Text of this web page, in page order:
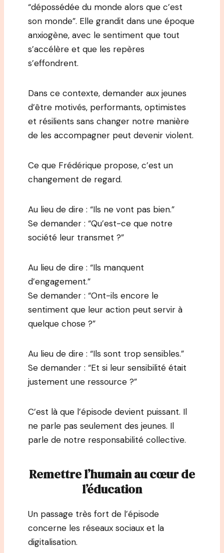
“dépossédée du monde alors que c’est
son monde”. Elle grandit dans une époque
anxiogène, avec le sentiment que tout
s’accélère et que les repères
s’effondrent.
Dans ce contexte, demander aux jeunes
d’être motivés, performants, optimistes
et résilients sans changer notre manière
de les accompagner peut devenir violent.
Ce que Frédérique propose, c’est un
changement de regard.
Au lieu de dire : “Ils ne vont pas bien.”
Se demander : “Qu’est-ce que notre
société leur transmet ?”
Au lieu de dire : “Ils manquent
d’engagement.”
Se demander : “Ont-ils encore le
sentiment que leur action peut servir à
quelque chose ?”
Au lieu de dire : “Ils sont trop sensibles.”
Se demander : “Et si leur sensibilité était
justement une ressource ?”
C’est là que l’épisode devient puissant. Il
ne parle pas seulement des jeunes. Il
parle de notre responsabilité collective.
Remettre l’humain au cœur de
l’éducation
Un passage très fort de l’épisode
concerne les réseaux sociaux et la
digitalisation.